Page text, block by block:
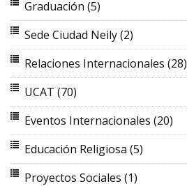
Graduación (5)
Sede Ciudad Neily(2)
Relaciones Internacionales (28)
UCAT (70)
Eventos Internacionales (20)
Educación Religiosa (5)
Proyectos Sociales (1)